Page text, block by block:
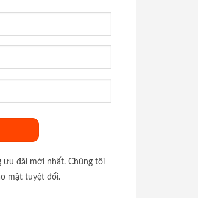
đãi mới nhất. Chúng tôi
mật tuyệt đối.